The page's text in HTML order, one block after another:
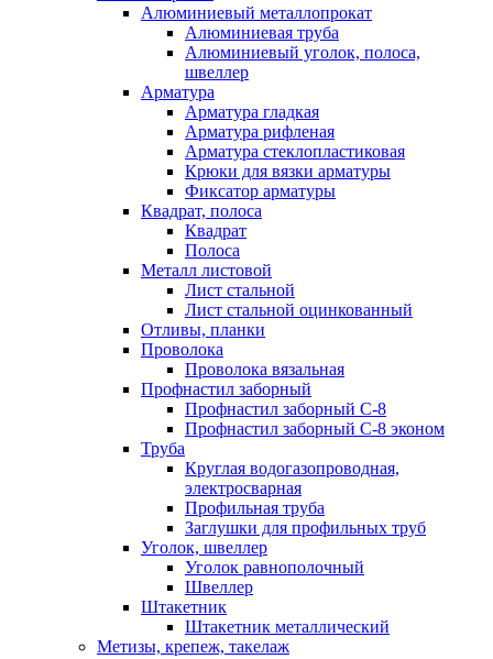
Алюминиевый металлопрокат
Алюминиевая труба
Алюминиевый уголок, полоса,
швеллер
Арматура
Арматура гладкая
Арматура рифленая
Арматура стеклопластиковая
Крюки для вязки арматуры
Фиксатор арматуры
Квадрат, полоса
Квадрат
Полоса
Металл листовой
Лист стальной
Лист стальной оцинкованный
Отливы, планки
Проволока
Проволока вязальная
Профнастил заборный
Профнастил заборный С-8
Профнастил заборный С-8 эконом
Труба
Круглая водогазопроводная,
электросварная
Профильная труба
Заглушки для профильных труб
Уголок, швеллер
Уголок равнополочный
Швеллер
Штакетник
Штакетник металлический
Метизы, крепеж, такелаж